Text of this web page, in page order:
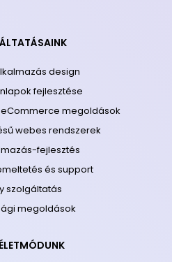
design
fejlesztése
megoldások
webes rendszerek
fejlesztés
és support
szolgáltatás
megoldások